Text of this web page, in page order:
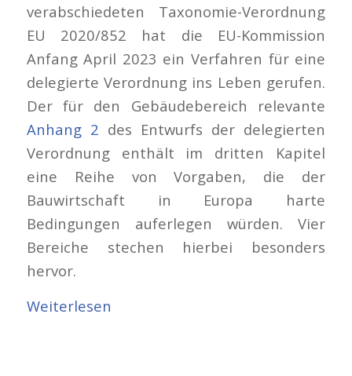
verabschiedeten Taxonomie-Verordnung
EU 2020/852 hat die EU-Kommission
Anfang April 2023 ein Verfahren für eine
delegierte Verordnung ins Leben gerufen.
Der für den Gebäudebereich relevante
Anhang 2 des Entwurfs der delegierten
Verordnung enthält im dritten Kapitel
eine Reihe von Vorgaben, die der
Bauwirtschaft in Europa harte
Bedingungen auferlegen würden. Vier
Bereiche stechen hierbei besonders
hervor.
Weiterlesen